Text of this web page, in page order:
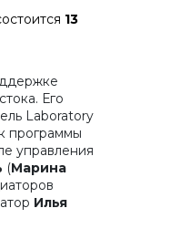
13
Его
Laboratory
программы
управления
(Марина
Илья